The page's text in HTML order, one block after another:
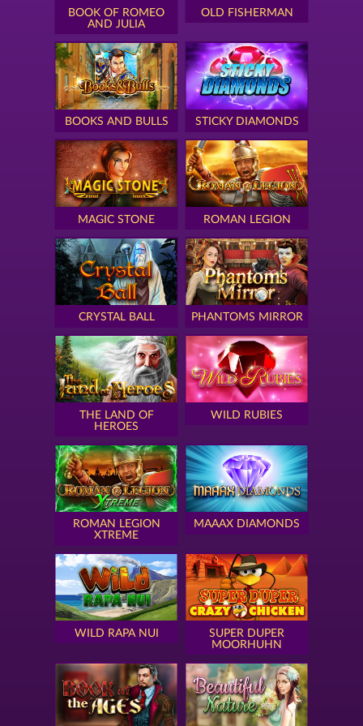
BOOK OF ROMEO
AND JULIA
OLD FISHERMAN
BOOKS AND BULLS STICKY DIAMONDS
MAGIC STONE ROMAN LEGION
CRYSTAL BALL PHANTOMS MIRROR
THE LAND OF
HEROES
WILD RUBIES
ROMAN LEGION
XTREME
MAAAX DIAMONDS
WILD RAPA NUI
SUPER DUPER
MOORHUHN